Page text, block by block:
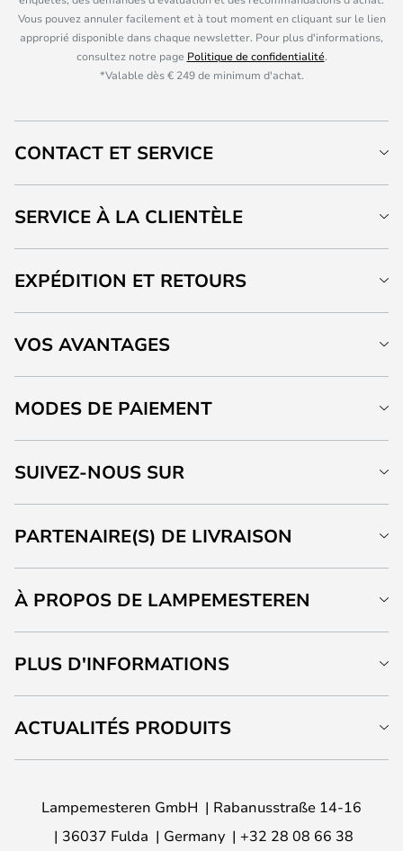
Vous pouvez annuler facilement et à tout moment en cliquant sur le lien
approprié disponible dans chaque newsletter. Pour plus d'informations,
consultez notre page Politique de confidentialité.
*Valable dès € 249 de minimum d'achat.
CONTACT ET SERVICE
SERVICE À LA CLIENTÈLE
EXPÉDITION ET RETOURS
VOS AVANTAGES
MODES DE PAIEMENT
SUIVEZ-NOUS SUR
PARTENAIRE(S) DE LIVRAISON
À PROPOS DE LAMPEMESTEREN
PLUS D'INFORMATIONS
ACTUALITÉS PRODUITS
Lampemesteren GmbH
Rabanusstraße 14-16
36037 Fulda
Germany +32 28 08 66 38